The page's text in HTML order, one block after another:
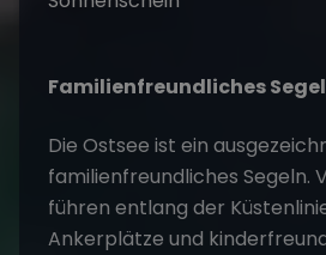
Familienfreundliches
Die Ostsee ist ein
familienfreundliches Segeln.
führen entlang der
Ankerplätze und